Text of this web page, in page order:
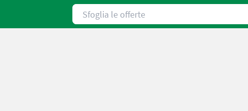
Sfoglia le offerte